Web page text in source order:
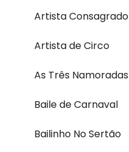
Artista Consagrado
Artista de Circo
As Três Namoradas
Baile de Carnaval
Bailinho No Sertão